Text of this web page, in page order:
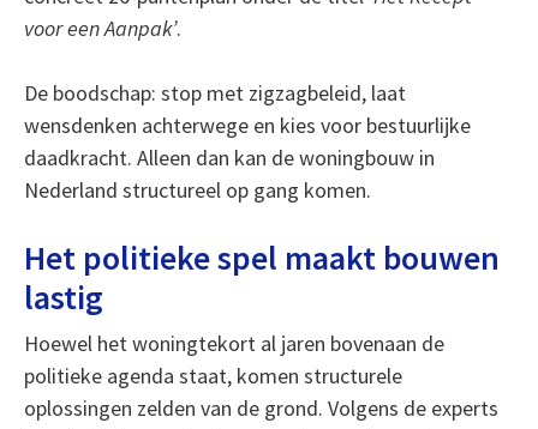
voor een Aanpak’.
De boodschap: stop met zigzagbeleid, laat
wensdenken achterwege en kies voor bestuurlijke
daadkracht. Alleen dan kan de woningbouw in
Nederland structureel op gang komen.
Het politieke spel maakt bouwen
lastig
Hoewel het woningtekort al jaren bovenaan de
politieke agenda staat, komen structurele
oplossingen zelden van de grond. Volgens de experts